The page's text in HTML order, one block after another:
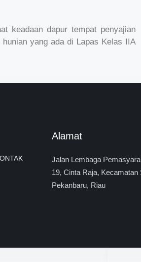
keadaan dapur tempat penyajian
yang ada di Lapas Kelas IIA
Alamat
Jalan Lembaga
19, Cinta Raja, Kecamatan
Pekanbaru, Riau